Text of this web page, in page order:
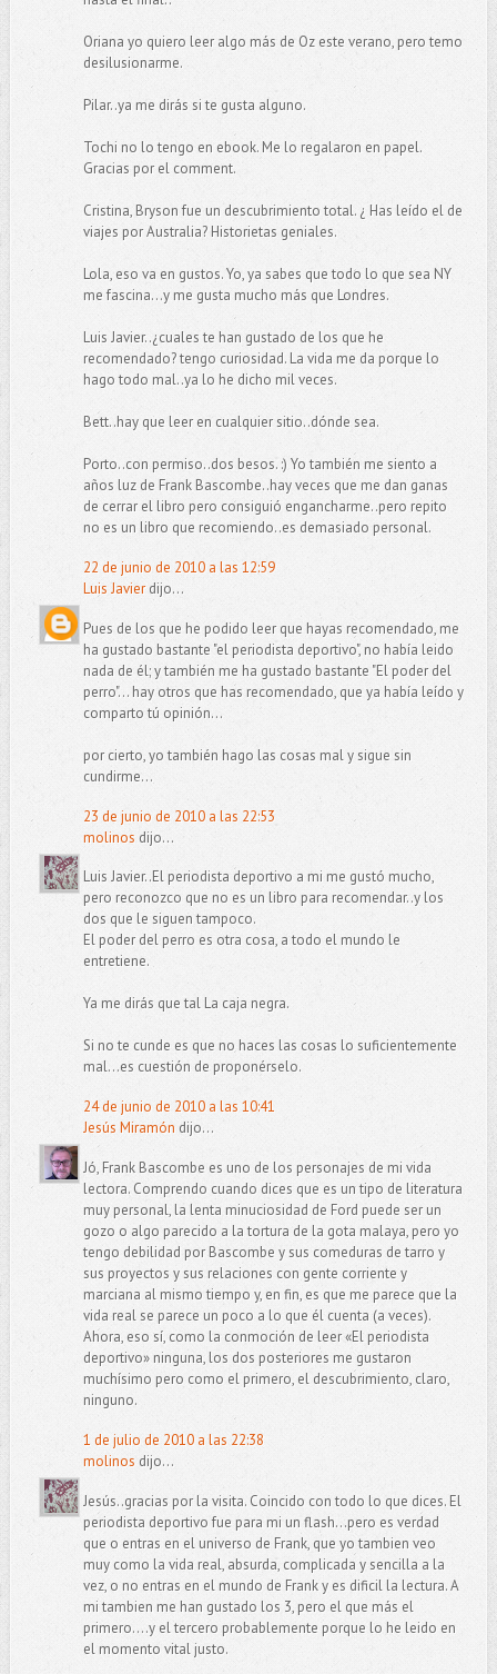
Oriana yo quiero leer algo más de Oz este verano, pero temo
desilusionarme.
Pilar..ya me dirás si te gusta alguno.
Tochi no lo tengo en ebook. Me lo regalaron en papel.
Gracias por el comment.
Cristina, Bryson fue un descubrimiento total. ¿ Has leído el de
viajes por Australia? Historietas geniales.
Lola, eso va en gustos. Yo, ya sabes que todo lo que sea NY
me fascina...y me gusta mucho más que Londres.
Luis Javier..¿cuales te han gustado de los que he
recomendado? tengo curiosidad. La vida me da porque lo
hago todo mal..ya lo he dicho mil veces.
Bett..hay que leer en cualquier sitio..dónde sea.
Porto..con permiso..dos besos. :) Yo también me siento a
años luz de Frank Bascombe..hay veces que me dan ganas
de cerrar el libro pero consiguió engancharme..pero repito
no es un libro que recomiendo..es demasiado personal.
22 de junio de 2010 a las 12:59
Luis Javierdijo...
Pues de los que he podido leer que hayas recomendado, me
ha gustado bastante "el periodista deportivo", no había leido
nada de él; y también me ha gustado bastante "El poder del
perro"... hay otros que has recomendado, que ya había leído y
comparto tú opinión...
por cierto, yo también hago las cosas mal y sigue sin
cundirme...
23 de junio de 2010 a las 22:53
molinos dijo...
Luis Javier..El periodista deportivo a mi me gustó mucho,
pero reconozco que no es un libro para recomendar..y los
dos que le siguen tampoco.
El poder del perro es otra cosa, a todo el mundo le
entretiene.
Ya me dirás que tal La caja negra.
Si no te cunde es que no haces las cosas lo suficientemente
mal...es cuestión de proponérselo.
24 de junio de 2010 a las 10:41
Jesús Miramón dijo...
Jó, Frank Bascombe es uno de los personajes de mi vida
lectora. Comprendo cuando dices que es un tipo de literatura
muy personal, la lenta minuciosidad de Ford puede ser un
gozo o algo parecido a la tortura de la gota malaya, pero yo
tengo debilidad por Bascombe y sus comeduras de tarro y
sus proyectos y sus relaciones con gente corriente y
marciana al mismo tiempo y, en fin, es que me parece que la
vida real se parece un poco a lo que él cuenta (a veces).
Ahora, eso sí, como la conmoción de leer «El periodista
deportivo» ninguna, los dos posteriores me gustaron
muchísimo pero como el primero, el descubrimiento, claro,
ninguno.
1 de julio de 2010 a las 22:38
molinos dijo...
Jesús..gracias por la visita. Coincido con todo lo que dices. El
periodista deportivo fue para mi un flash...pero es verdad
que o entras en el universo de Frank, que yo tambien veo
muy como la vida real, absurda, complicada y sencilla a la
vez, o no entras en el mundo de Frank y es dificil la lectura. A
mi tambien me han gustado los 3, pero el que más el
primero....y el tercero probablemente porque lo he leido en
el momento vital justo.